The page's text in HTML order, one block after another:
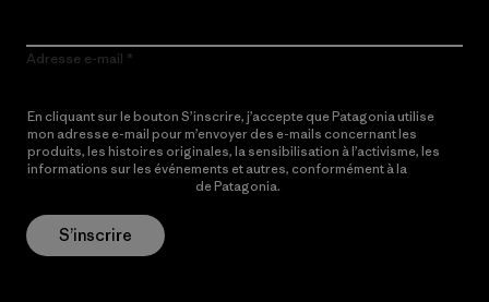
Adresse e-mail
En cliquant sur le bouton S’inscrire, j’accepte que Patagonia utilise
mon adresse e-mail pour m’envoyer des e-mails concernant les
produits, les histoires originales, la sensibilisation à l’activisme, les
informations sur les événements et autres, conformément à la
de Patagonia.
S’inscrire